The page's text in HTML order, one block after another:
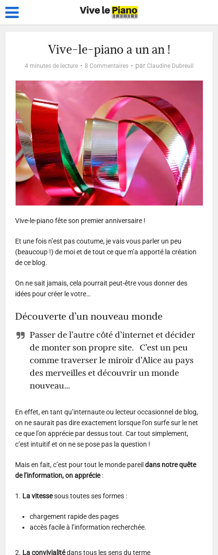
Vive-le-piano a un an !
4 minutes de lecture 8 Commentaires par Claudine Dubreuil
Vive-le-piano fête son premier anniversaire !
Et une fois n’est pas coutume, je vais vous parler un peu
(beaucoup !) de moi et de tout ce que m’a apporté la création
de ce blog.
On ne sait jamais, cela pourrait peut-être vous donner des
idées pour créer le votre…
Découverte d’un nouveau monde
Passer de l’autre côté d’internet et décider
de monter son propre site. C’est un peu
comme traverser le miroir d’Alice au pays
des merveilles et découvrir un monde
nouveau…
En effet, en tant qu’internaute ou lecteur occasionnel de blog,
on ne saurait pas dire exactement lorsque l’on surfe sur le net
ce que l’on apprécie par dessus tout. Car tout simplement,
c’est intuitif et on ne se pose pas la question !
Mais en fait, c’est pour tout le monde pareildans notre quête
de l’information, on apprécie:
1. La vitessesous toutes ses formes :
chargement rapide des pages
accès facile à l’information recherchée.
2. La convivialitédans tous les sens du terme